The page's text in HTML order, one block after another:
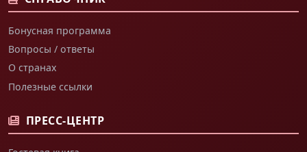
Бонусная программа
Вопросы / ответы
О странах
Полезные ссылки
ПРЕСС-ЦЕНТР